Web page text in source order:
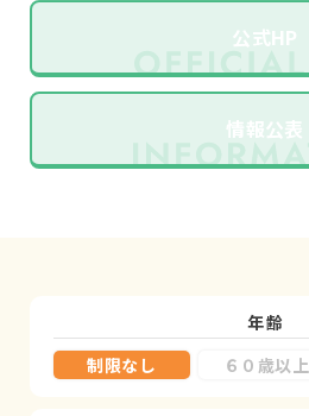
公式HP
情報公表
年齢
制限なし
６０歳以上